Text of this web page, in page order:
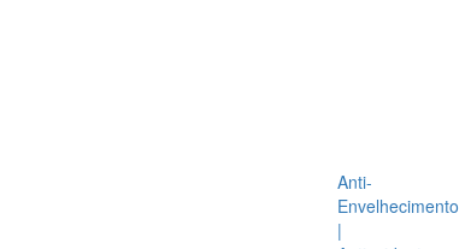
Anti-
Envelhecimento
|